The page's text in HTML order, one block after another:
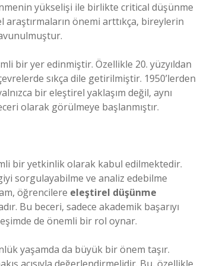
yükselişi ile birlikte critical düşünme
önemi arttıkça, bireylerin
bir yer edinmiştir. Özellikle 20. yüzyıldan
sıkça dile getirilmiştir. 1950’lerden
bir eleştirel yaklaşım değil, aynı
olarak görülmeye başlanmıştır.
bir yetkinlik olarak kabul edilmektedir.
sorgulayabilme ve analiz edebilme
öğrencilere eleştirel düşünme
Bu beceri, sadece akademik başarıyı
de önemli bir rol oynar.
yaşamda da büyük bir önem taşır.